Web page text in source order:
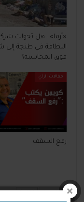
«أرما».. هل تحولت
النظافة في طنجة إلى
فوق المحاسبة؟
مقالات الرأي
رفع السقف